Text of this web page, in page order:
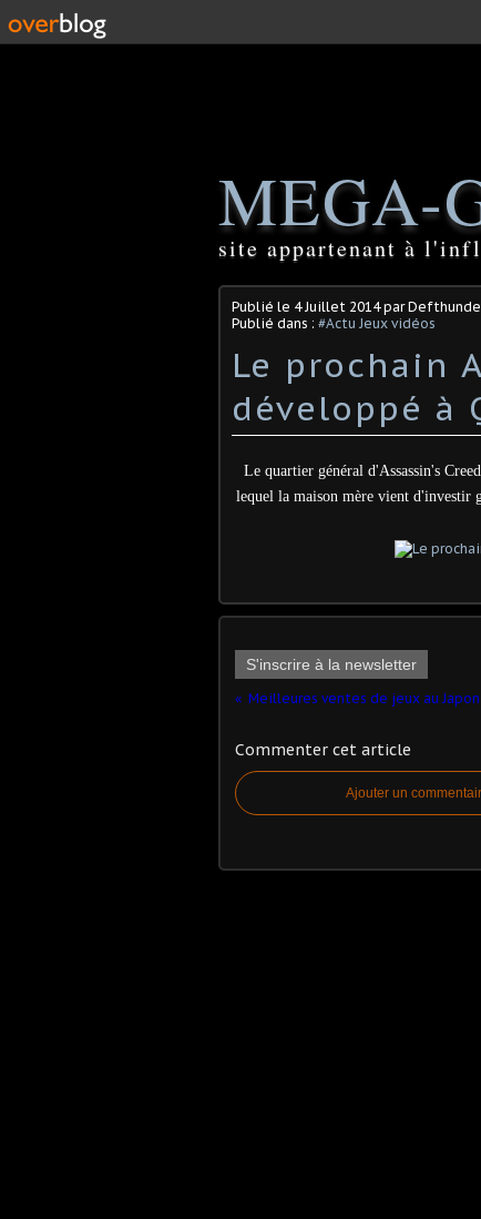
MEGA-
site appartenant à
Publié le 4 Juillet 2014par
Publié dans : #Actu Jeux vidéos
Le prochain
développé à
Le quartier général d'Assassin's
lequel la maison mère vient d'investir
S'inscrire à la newsletter
Meilleures ventes de jeux au Japon
Commenter cet article
Ajouter un